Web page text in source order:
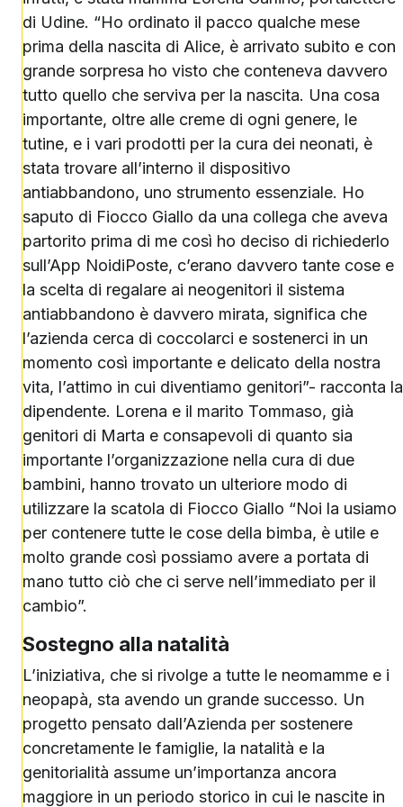
di Udine. “Ho ordinato il pacco qualche mese
prima della nascita di Alice, è arrivato subito e con
grande sorpresa ho visto che conteneva davvero
tutto quello che serviva per la nascita. Una cosa
importante, oltre alle creme di ogni genere, le
tutine, e i vari prodotti per la cura dei neonati, è
stata trovare all’interno il dispositivo
antiabbandono, uno strumento essenziale. Ho
saputo di Fiocco Giallo da una collega che aveva
partorito prima di me così ho deciso di richiederlo
sull’App NoidiPoste, c’erano davvero tante cose e
la scelta di regalare ai neogenitori il sistema
antiabbandono è davvero mirata, significa che
l’azienda cerca di coccolarci e sostenerci in un
momento così importante e delicato della nostra
vita, l’attimo in cui diventiamo genitori”- racconta la
dipendente. Lorena e il marito Tommaso, già
genitori di Marta e consapevoli di quanto sia
importante l’organizzazione nella cura di due
bambini, hanno trovato un ulteriore modo di
utilizzare la scatola di Fiocco Giallo “Noi la usiamo
per contenere tutte le cose della bimba, è utile e
molto grande così possiamo avere a portata di
mano tutto ciò che ci serve nell’immediato per il
cambio”.
Sostegno alla natalità
L’iniziativa, che si rivolge a tutte le neomamme e i
neopapà, sta avendo un grande successo. Un
progetto pensato dall’Azienda per sostenere
concretamente le famiglie, la natalità e la
genitorialità assume un’importanza ancora
maggiore in un periodo storico in cui le nascite in